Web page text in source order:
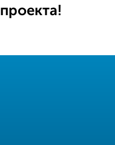
проекта!